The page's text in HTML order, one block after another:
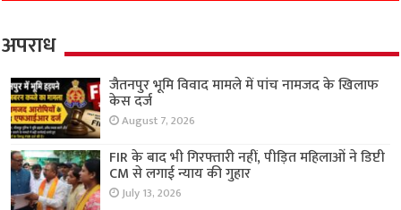
अपराध
जैतनपुर भूमि विवाद मामले में पांच नामजद के खिलाफ
केस दर्ज
August 7, 2026
FIR के बाद भी गिरफ्तारी नहीं, पीड़ित महिलाओं ने डिप्टी
CM से लगाई न्याय की गुहार
July 13, 2026